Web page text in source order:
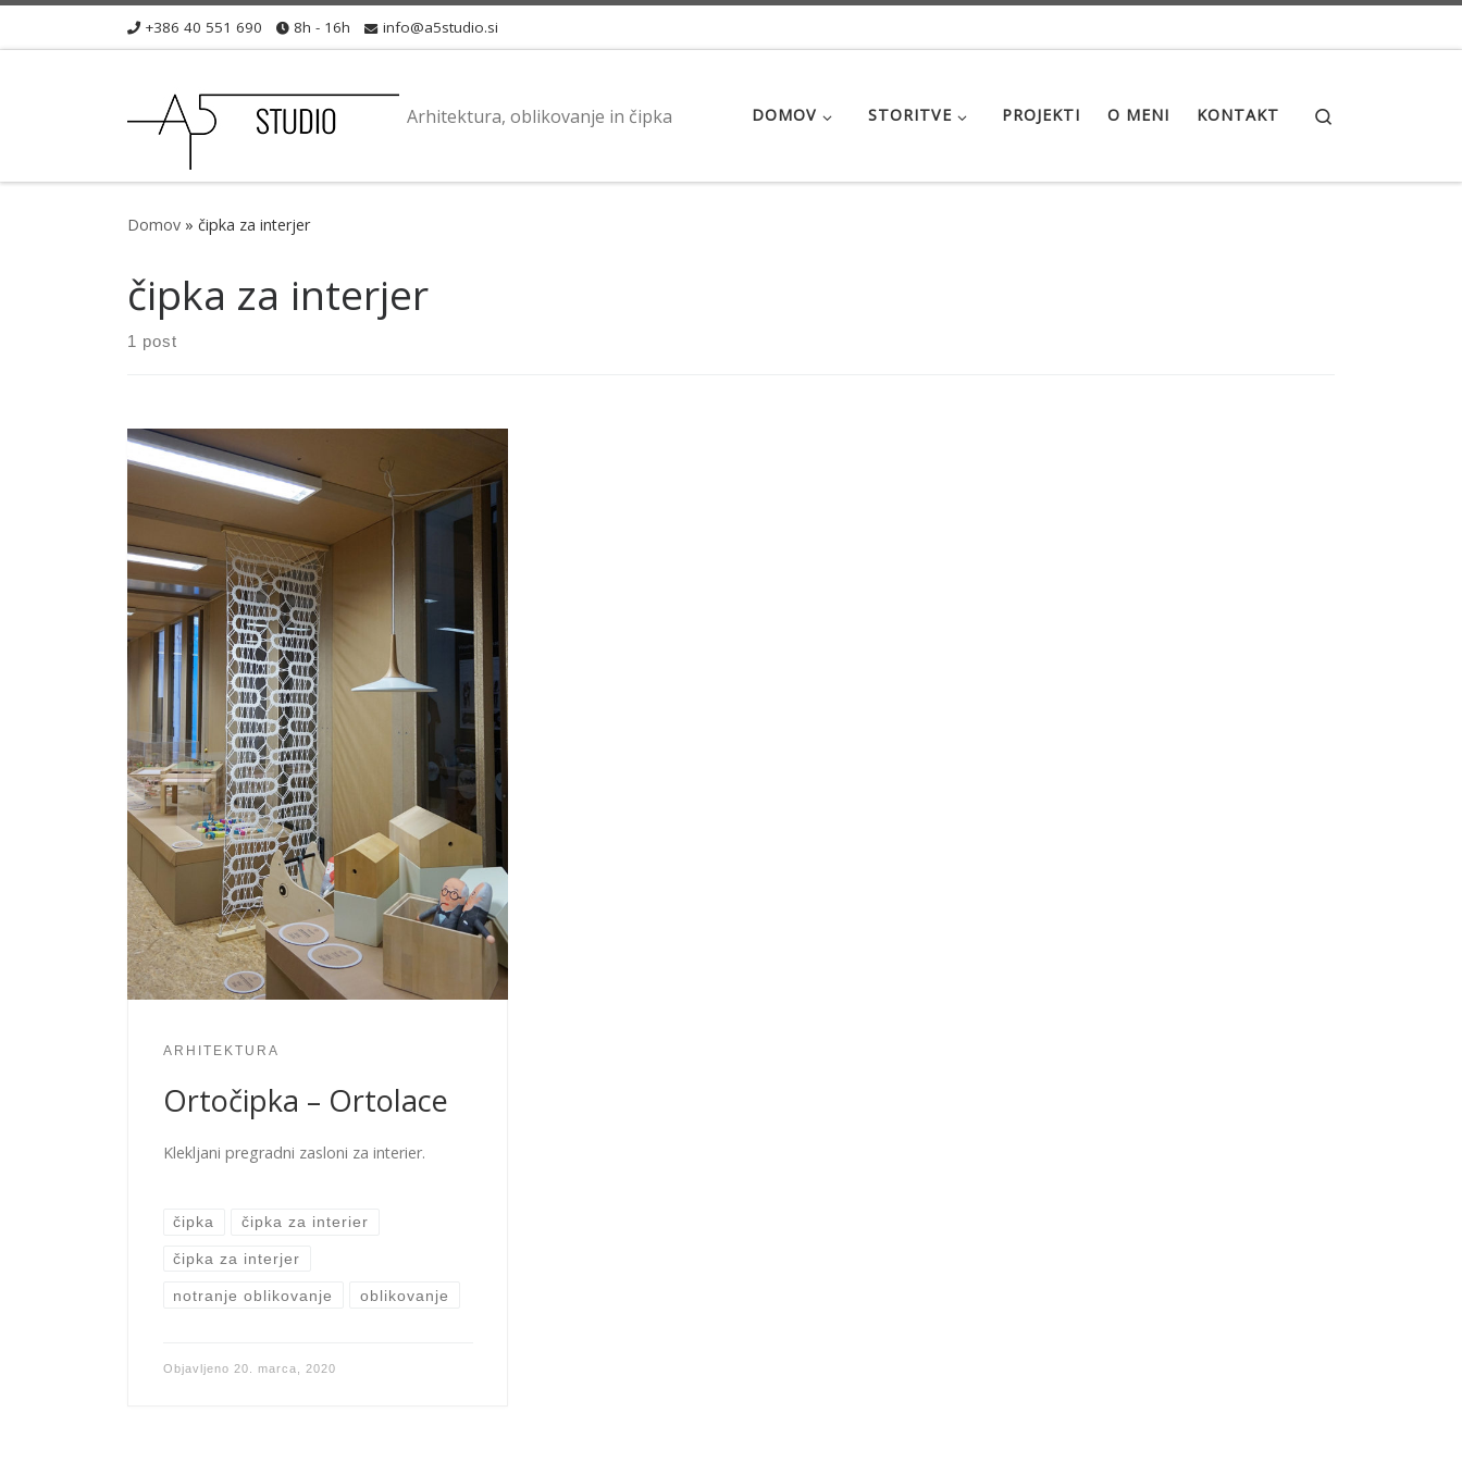
Skip to content +386 40 551 690 8h - 16h info@a5studio.si
Arhitektura, oblikovanje in čipka DOMOV STORITVE PROJEKTI O MENI KONTAKT
Domov » čipka za interjer
čipka za interjer
1 post
ARHITEKTURA
Ortočipka – Ortolace
Klekljani pregradni zasloni za interier.
čipka čipka za interier
čipka za interjer
notranje oblikovanje oblikovanje
Objavljeno 20. marca, 2020